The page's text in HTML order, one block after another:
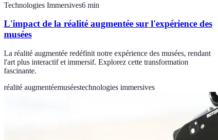
Technologies Immersives6 min
L'impact de la réalité augmentée sur l'expérience des
musées
La réalité augmentée redéfinit notre expérience des musées, rendant
l'art plus interactif et immersif. Explorez cette transformation
fascinante.
réalité augmentéemuséestechnologies immersives